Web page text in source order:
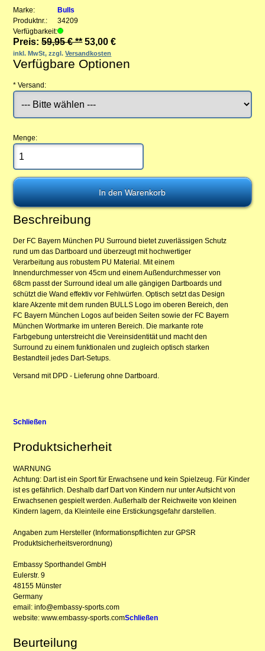
Marke:
Bulls
Produktnr.:
34209
Verfügbarkeit:
Preis:59,95 € ** 53,00 €
inkl. MwSt, zzgl.Versandkosten
Verfügbare Optionen
* Versand:
Menge:
Beschreibung
Der FC Bayern München PU Surround bietet zuverlässigen Schutz
rund um das Dartboard und überzeugt mit hochwertiger
Verarbeitung aus robustem PU Material. Mit einem
Innendurchmesser von 45cm und einem Außendurchmesser von
68cm passt der Surround ideal um alle gängigen Dartboards und
schützt die Wand effektiv vor Fehlwürfen. Optisch setzt das Design
klare Akzente mit dem runden BULLS Logo im oberen Bereich, den
FC Bayern München Logos auf beiden Seiten sowie der FC Bayern
München Wortmarke im unteren Bereich. Die markante rote
Farbgebung unterstreicht die Vereinsidentität und macht den
Surround zu einem funktionalen und zugleich optisch starken
Bestandteil jedes Dart-Setups.
Versand mit DPD - Lieferung ohne Dartboard.
Schließen
Produktsicherheit
WARNUNG
Achtung: Dart ist ein Sport für Erwachsene und kein Spielzeug. Für Kinder
ist es gefährlich. Deshalb darf Dart von Kindern nur unter Aufsicht von
Erwachsenen gespielt werden. Außerhalb der Reichweite von kleinen
Kindern lagern, da Kleinteile eine Erstickungsgefahr darstellen.
Angaben zum Hersteller (Informationspflichten zur GPSR
Produktsicherheitsverordnung)
Embassy Sporthandel GmbH
Eulerstr. 9
48155 Münster
Germany
email: info@embassy-sports.com
website: www.embassy-sports.comSchließen
Beurteilung